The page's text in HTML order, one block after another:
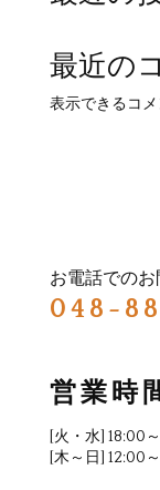
最近の
表示できるコメ
お電話での
048-
営業時
[火・水] 18:00
[木～日] 12:00